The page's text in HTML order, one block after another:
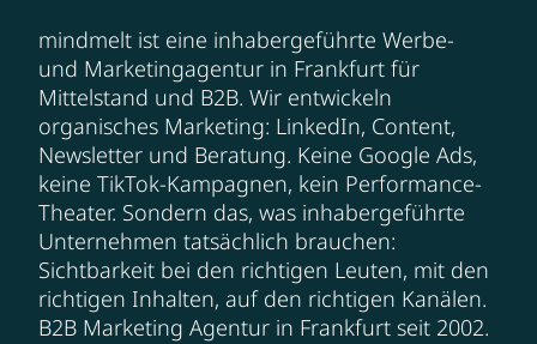
mindmelt ist eine inhabergeführte Werbe-
und Marketingagentur in Frankfurt für
Mittelstand und B2B. Wir entwickeln
organisches Marketing: LinkedIn, Content,
Newsletter und Beratung. Keine Google Ads,
keine TikTok-Kampagnen, kein Performance-
Theater. Sondern das, was inhabergeführte
Unternehmen tatsächlich brauchen:
Sichtbarkeit bei den richtigen Leuten, mit den
richtigen Inhalten, auf den richtigen Kanälen.
B2B Marketing Agentur in Frankfurt seit 2002.